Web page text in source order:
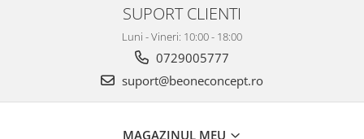
SUPORT CLIENTI
Luni - Vineri: 10:00 - 18:00
0729005777
suport@beoneconcept.ro
MAGAZINUL MEU